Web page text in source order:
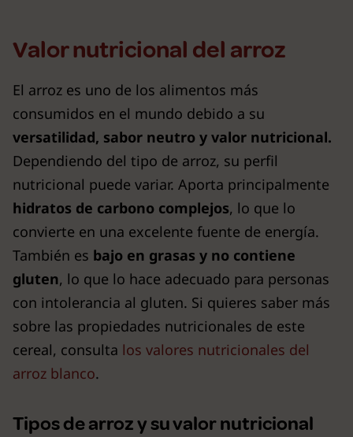
Valor nutricional del arroz
El arroz es uno de los alimentos más
consumidos en el mundo debido a su
versatilidad, sabor neutro y valor nutricional.
Dependiendo del tipo de arroz, su perfil
nutricional puede variar. Aporta principalmente
hidratos de carbono complejos, lo que lo
convierte en una excelente fuente de energía.
También es bajo en grasas y no contiene
gluten, lo que lo hace adecuado para personas
con intolerancia al gluten. Si quieres saber más
sobre las propiedades nutricionales de este
cereal, consulta los valores nutricionales del
arroz blanco.
Tipos de arroz y su valor nutricional